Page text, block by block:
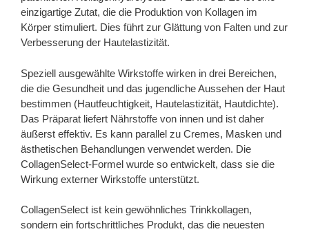
einzigartige Zutat, die die Produktion von Kollagen im
Körper stimuliert. Dies führt zur Glättung von Falten und zur
Verbesserung der Hautelastizität.
Speziell ausgewählte Wirkstoffe wirken in drei Bereichen,
die die Gesundheit und das jugendliche Aussehen der Haut
bestimmen (Hautfeuchtigkeit, Hautelastizität, Hautdichte).
Das Präparat liefert Nährstoffe von innen und ist daher
äußerst effektiv. Es kann parallel zu Cremes, Masken und
ästhetischen Behandlungen verwendet werden. Die
CollagenSelect-Formel wurde so entwickelt, dass sie die
Wirkung externer Wirkstoffe unterstützt.
CollagenSelect ist kein gewöhnliches Trinkkollagen,
sondern ein fortschrittliches Produkt, das die neuesten